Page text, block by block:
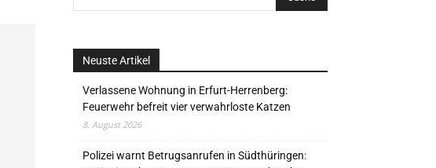
Neuste Artikel
Verlassene Wohnung in Erfurt-Herrenberg:
Feuerwehr befreit vier verwahrloste Katzen
8. August 2026
Polizei warnt Betrugsanrufen in Südthüringen: